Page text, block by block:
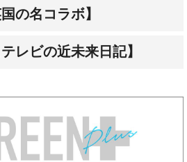
の名コラボ】
レビの近未来日記】